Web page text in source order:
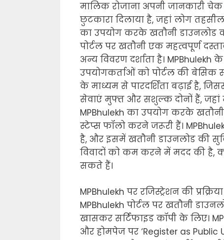
मालिक रोजाना अपनी जानकारी
छुटकारा दिलाया है, जहां लोग
का उपयोग करके खतौनी डाउनलोड
पोर्टल पर खतौनी एक महत्वपूर्ण
अन्य विवरण दर्शाता है।
उपयोगकर्ताओं को पोर्टल की बेसिक
के माध्यम से पारदर्शिता बढ़ाई है,
सेवाएं मुफ्त और सशुल्क दोनों हैं,
MPBhulekh का उपयोग करके
स्टेप्स फॉलो करने जरूरी हैं।
है, और इसमें खतौनी डाउनलोड की
विवादों को कम करने में मदद की है,
सकते हैं।
MPBhulekh पर रजिस्ट्रेशन की प्रक्रिया
MPBhulekh पोर्टल पर खतौनी
खासकर सर्टिफाइड कॉपी के लिए।
और होमपेज पर ‘Register as Public